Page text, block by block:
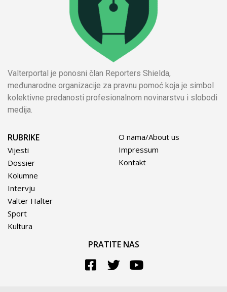
Valterportal je ponosni član Reporters Shielda,
međunarodne organizacije za pravnu pomoć koja je simbol
kolektivne predanosti profesionalnom novinarstvu i slobodi
medija.
RUBRIKE
Vijesti
Dossier
Kolumne
Intervju
Valter Halter
Sport
Kultura
O nama/About us
Impressum
Kontakt
PRATITE NAS